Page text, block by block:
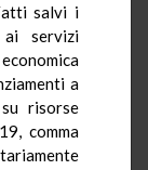
salvi i
servizi
a
risorse
comma